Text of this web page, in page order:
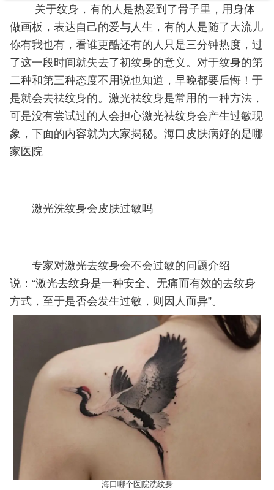
关于纹身，有的人是热爱到了骨子里，用身体
做画板，表达自己的爱与人生，有的人是随了大流儿
你有我也有，看谁更酷还有的人只是三分钟热度，过
了这一段时间就失去了初纹身的意义。对于纹身的第
二种和第三种态度不用说也知道，早晚都要后悔！于
是就会去祛纹身的。激光祛纹身是常用的一种方法，
可是没有尝试过的人会担心激光祛纹身会产生过敏现
象，下面的内容就为大家揭秘。海口皮肤病好的是哪
家医院
激光洗纹身会皮肤过敏吗
专家对激光去纹身会不会过敏的问题介绍
说：“激光去纹身是一种安全、无痛而有效的去纹身
方式，至于是否会发生过敏，则因人而异”。
海口哪个医院洗纹身